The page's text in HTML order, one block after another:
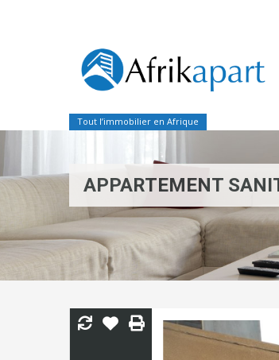
Tout l’immobilier en Afrique
APPARTEMENT